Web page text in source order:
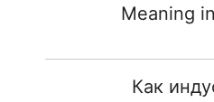
Meaning
Как